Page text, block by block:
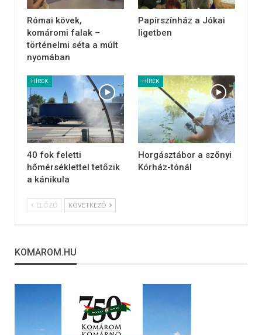
Római kövek,
komáromi falak –
történelmi séta a múlt
nyomában
Papírszínház a Jókai
ligetben
HÍREK
40 fok feletti
hőmérséklettel tetőzik
a kánikula
HÍREK
Horgásztábor a szőnyi
Kórház-tónál
ELŐZŐ KÖVETKEZŐ
KOMAROM.HU